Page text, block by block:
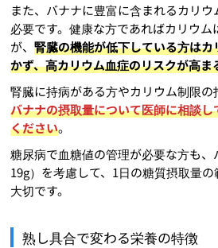
また、バナナに豊富に含まれるカリ
必要です。健康な方であればカリウ
が、腎臓の機能が低下している方は
かず、高カリウム血症のリスクが高ま
腎臓に持病がある方やカリウム制限の
バナナの摂取量について医師に相談
ください。
糖尿病で血糖値の管理が必要な方も
19g）を考慮して、1日の糖質摂取量
大切です。
熟し具合で変わる栄養の特徴